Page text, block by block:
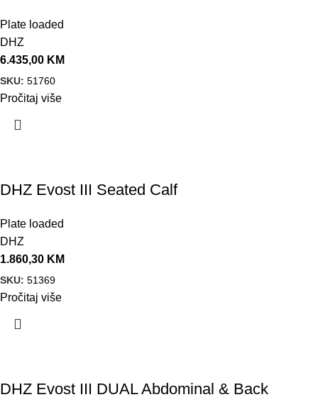
Plate loaded
DHZ
6.435,00 KM
SKU: 51760
Pročitaj više
DHZ Evost III Seated Calf
Plate loaded
DHZ
1.860,30 KM
SKU: 51369
Pročitaj više
DHZ Evost III DUAL Abdominal & Back